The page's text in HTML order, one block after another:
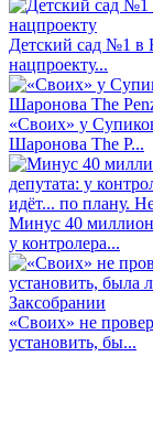
Детский сад №1 в
нацпроекту...
«Своих» у
Шаронова The P...
Минус 40
у контролера...
«Своих» не
установить, бы...